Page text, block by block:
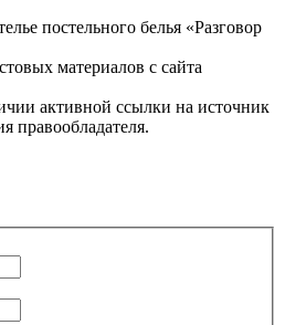
постельного белья «Разговор
материалов с сайта
активной ссылки на источник
правообладателя.